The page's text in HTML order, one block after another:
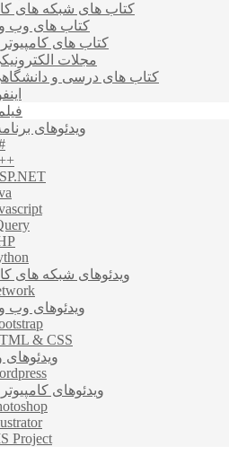
کتاب های شبکه های
کتاب های وب و
کتاب های
مجلات
کتاب های درسی و
ویدئوهای
ویدئوهای شبکه های
ویدئوهای وب و
& CSS
ویدئوهای
Project